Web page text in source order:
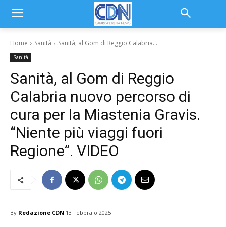
Home Sanità Sanità, al Gom di Reggio Calabria...
Sanità
Sanità, al Gom di Reggio
Calabria nuovo percorso di
cura per la Miastenia Gravis.
“Niente più viaggi fuori
Regione”. VIDEO
By Redazione CDN 13 Febbraio 2025